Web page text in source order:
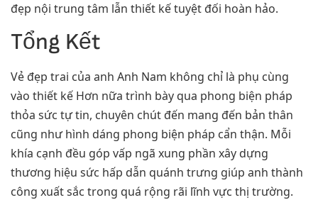
đẹp nội trung tâm lẫn thiết kế tuyệt đối hoàn hảo.
Tổng Kết
Vẻ đẹp trai của anh Anh Nam không chỉ là phụ cùng
vào thiết kế Hơn nữa trình bày qua phong biện pháp
thỏa sức tự tin, chuyên chút đến mang đến bản thân
cũng như hình dáng phong biện pháp cẩn thận. Mỗi
khía cạnh đều góp vấp ngã xung phần xây dựng
thương hiệu sức hấp dẫn quánh trưng giúp anh thành
công xuất sắc trong quá rộng rãi lĩnh vực thị trường.